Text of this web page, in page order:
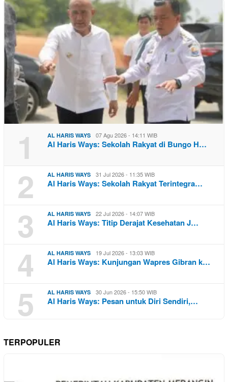
1 AL HARIS WAYS 07 Agu 2026 - 14:11 WIB
Al Haris Ways: Sekolah Rakyat di Bungo H…
2 AL HARIS WAYS 31 Jul 2026 - 11:35 WIB
Al Haris Ways: Sekolah Rakyat Terintegra…
3 AL HARIS WAYS 22 Jul 2026 - 14:07 WIB
Al Haris Ways: Titip Derajat Kesehatan J…
4 AL HARIS WAYS 19 Jul 2026 - 13:03 WIB
Al Haris Ways: Kunjungan Wapres Gibran k…
5 AL HARIS WAYS 30 Jun 2026 - 15:50 WIB
Al Haris Ways: Pesan untuk Diri Sendiri,…
TERPOPULER